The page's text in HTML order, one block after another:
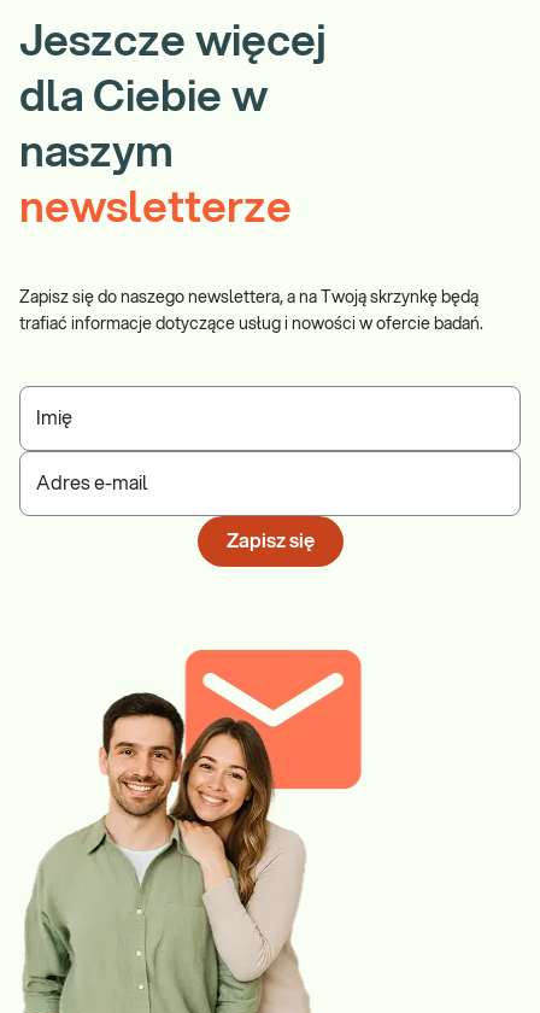
Jeszcze więcej
dla Ciebie w
naszym
newsletterze
Zapisz się do naszego newslettera, a na Twoją skrzynkę będą
trafiać informacje dotyczące usług i nowości w ofercie badań.
Imię
Adres e-mail
Zapisz się